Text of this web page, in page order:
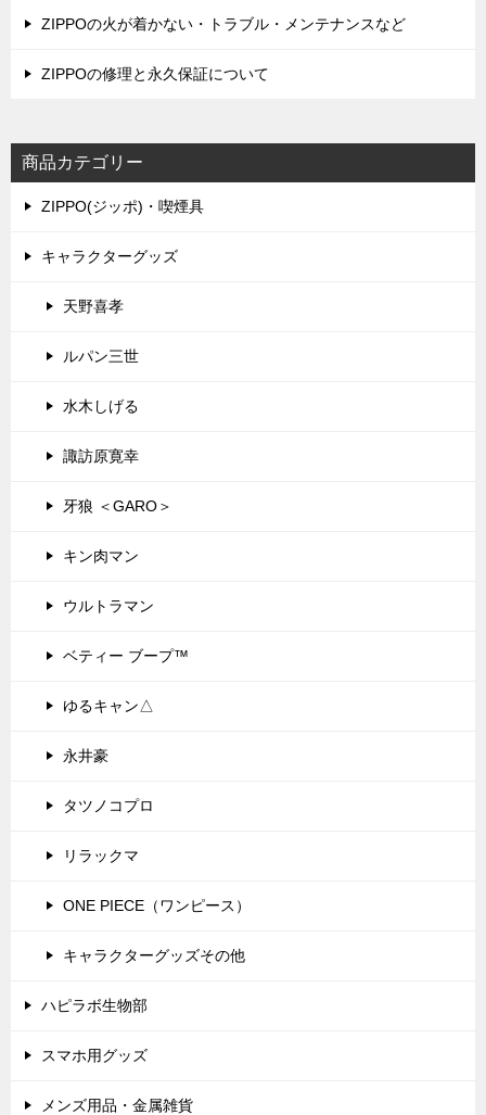
ZIPPOの火が着かない・トラブル・メンテナンスなど
ZIPPOの修理と永久保証について
商品カテゴリー
ZIPPO(ジッポ)・喫煙具
キャラクターグッズ
天野喜孝
ルパン三世
水木しげる
諏訪原寛幸
牙狼 ＜GARO＞
キン肉マン
ウルトラマン
ベティー ブープ™
ゆるキャン△
永井豪
タツノコプロ
リラックマ
ONE PIECE（ワンピース）
キャラクターグッズその他
ハピラボ生物部
スマホ用グッズ
メンズ用品・金属雑貨